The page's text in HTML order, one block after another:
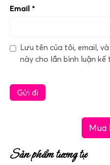
Email *
Lưu tên của tôi, email,
này cho lần bình luận kế
Mua
Sản phẩm tương tự